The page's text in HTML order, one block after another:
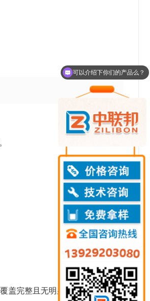
盖完整且无明显积液。对于顽
你们是怎么收费的呢？